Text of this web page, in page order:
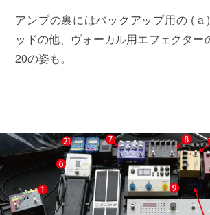
アンプの裏にはバックアップ用の ( a
ッドの他、ヴォーカル用エフェクター
20の姿も。